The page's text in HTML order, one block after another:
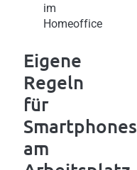
im
Homeoffice
Eigene
Regeln
für
Smartphones
am